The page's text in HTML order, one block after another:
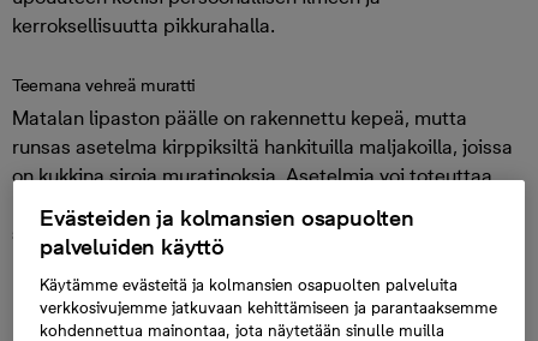
kerroksellisuutta pikkurahalla.
Teemana vehreä muratti
Matalan lipaston päälle on rakennettu kepeä, mutta
runsas asetelma kirppiksiltä hankituilla maljakoilla, joissa
on kukkina siroja muratinoksia. Asetelmia voi toteuttaa
mihin tahansa tasolle: hyllylle, lipaston päälle,
sivupöydälle - missä vain on tilaa. Niissä voi hyödyntää
myös kaapeissa lymyäviä esineitä, jotka eivät ole
löytäneet muuten paikkaansa.
Evästeiden ja kolmansien osapuolten
palveluiden käyttö
Käytämme evästeitä ja kolmansien osapuolten palveluita
verkkosivujemme jatkuvaan kehittämiseen ja parantaaksemme
kohdennettua mainontaa, jota näytetään sinulle muilla